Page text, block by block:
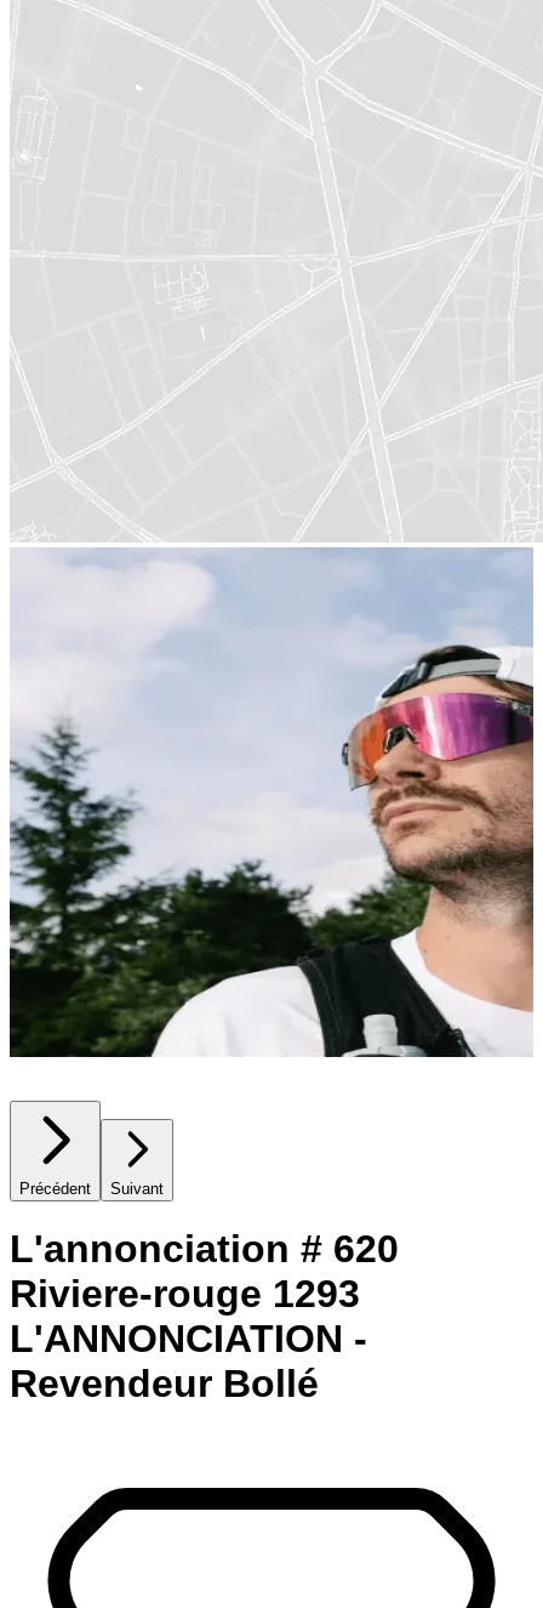
Précédent Suivant
L'annonciation # 620
Riviere-rouge 1293
L'ANNONCIATION -
Revendeur Bollé